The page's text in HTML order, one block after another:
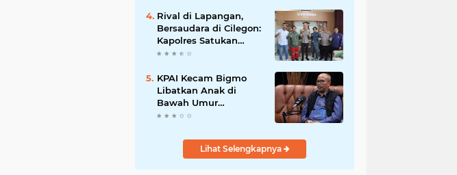
Rival di Lapangan,
Bersaudara di Cilegon:
Kapolres Satukan
Viking dan Jak Mania
Piala Presiden 2026
KPAI Kecam Bigmo
Libatkan Anak di
Bawah Umur
Promosikan Liquid
Bertindak Tegas
Lihat Selengkapnya